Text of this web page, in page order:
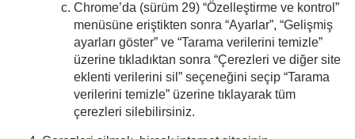
Chrome’da (sürüm 29) “Özelleştirme ve kontrol”
menüsüne eriştikten sonra “Ayarlar”, “Gelişmiş
ayarları göster” ve “Tarama verilerini temizle”
üzerine tıkladıktan sonra “Çerezleri ve diğer site
eklenti verilerini sil” seçeneğini seçip “Tarama
verilerini temizle” üzerine tıklayarak tüm
çerezleri silebilirsiniz.